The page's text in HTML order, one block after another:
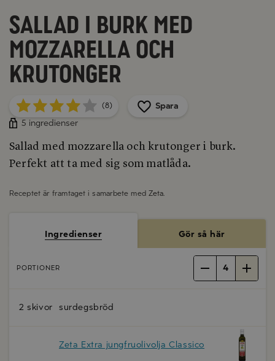
Sallad i burk med
mozzarella och
krutonger
(8)
Spara
5 ingredienser
Sallad med mozzarella och krutonger i burk.
Perfekt att ta med sig som matlåda.
Receptet är framtaget i samarbete med Zeta.
Ingredienser Gör så här
PORTIONER 4
2 skivor surdegsbröd
Zeta Extra jungfruolivolja Classico